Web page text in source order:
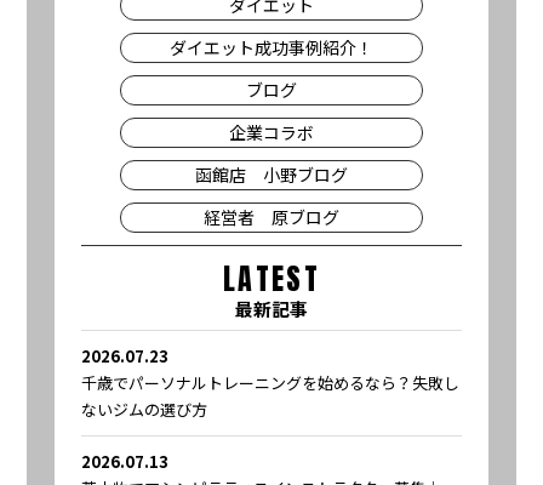
ダイエット
ダイエット成功事例紹介！
ブログ
企業コラボ
函館店 小野ブログ
経営者 原ブログ
LATEST
最新記事
2026.07.23
千歳でパーソナルトレーニングを始めるなら？失敗し
ないジムの選び方
2026.07.13